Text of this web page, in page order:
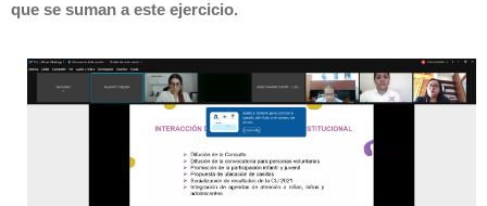
que se suman a este ejercicio.